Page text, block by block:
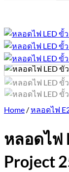
Home /หลอดไฟ
หลอดไฟ
Project